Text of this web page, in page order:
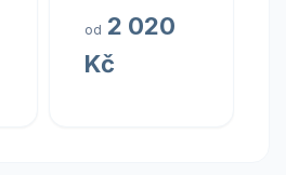
Alma 23y 40%
od 2 020
Kč